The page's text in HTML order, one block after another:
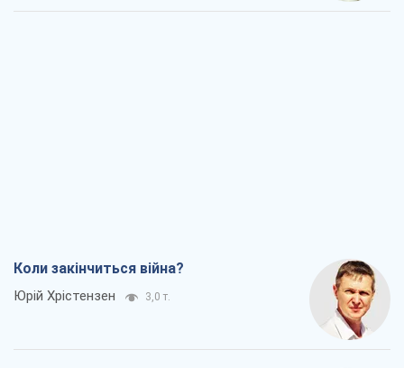
Коли закінчиться війна?
Юрій Хрістензен 3,0 т.